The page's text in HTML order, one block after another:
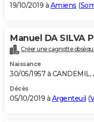
19/10/2019 à Amiens (
Manuel DA SILVA
Créer une cagnotte
Naissance
30/05/1957 à
Décès
05/10/2019 à Argenteuil (